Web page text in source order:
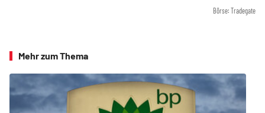
Börse: Tradegate
Mehr zum Thema